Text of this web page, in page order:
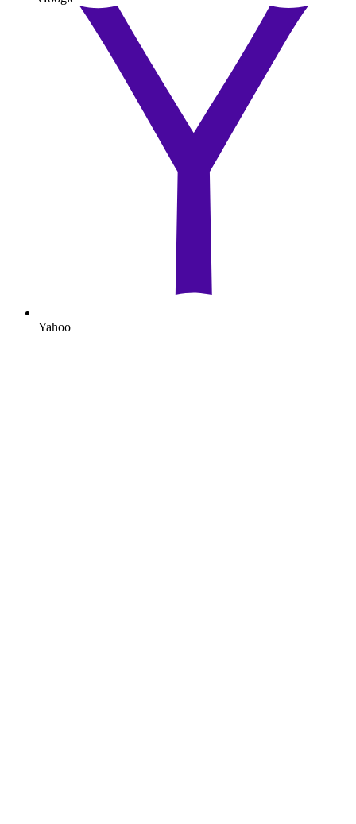
Yahoo